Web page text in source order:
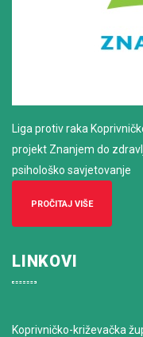
Liga protiv raka
projekt Znanjem do
psihološko savjetovanje
PROČITAJ VIŠE
LINKOVI
Koprivničko-križevačka